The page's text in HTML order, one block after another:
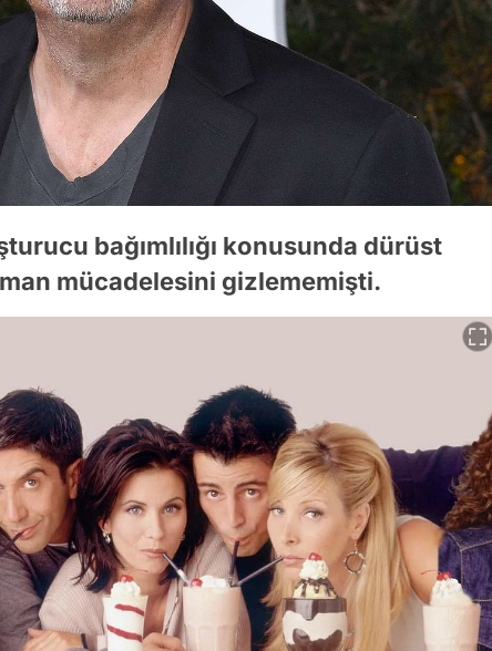
bağımlılığı konusunda dürüst
mücadelesini gizlememişti.